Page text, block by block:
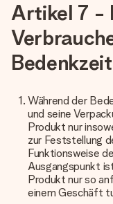
Artikel 7 -
Bedenkzeit
Während der
und seine
Produkt nur
zur Feststellung
Funktionsweise
Ausgangspunkt
Produkt nur so
einem Geschäft